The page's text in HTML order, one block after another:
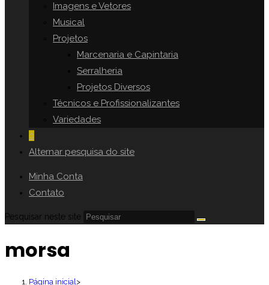
Imagens e Vetores
Musical
Projetos
Marcenaria e Capintaria
Serralheria
Projetos Diversos
Técnicos e Profissionalizantes
Variedades
0
Alternar pesquisa do site
Minha Conta
Contato
Pesquisar neste site
morsa
Página inicial >